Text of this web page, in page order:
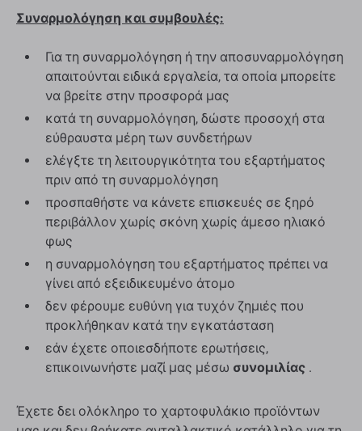
Συναρμολόγηση και συμβουλές:
Για τη συναρμολόγηση ή την αποσυναρμολόγηση
απαιτούνται ειδικά εργαλεία, τα οποία μπορείτε
να βρείτε στην προσφορά μας
κατά τη συναρμολόγηση, δώστε προσοχή στα
εύθραυστα μέρη των συνδετήρων
ελέγξτε τη λειτουργικότητα του εξαρτήματος
πριν από τη συναρμολόγηση
προσπαθήστε να κάνετε επισκευές σε ξηρό
περιβάλλον χωρίς σκόνη χωρίς άμεσο ηλιακό
φως
η συναρμολόγηση του εξαρτήματος πρέπει να
γίνει από εξειδικευμένο άτομο
δεν φέρουμε ευθύνη για τυχόν ζημιές που
προκλήθηκαν κατά την εγκατάσταση
εάν έχετε οποιεσδήποτε ερωτήσεις,
επικοινωνήστε μαζί μας μέσω συνομιλίας .
Έχετε δει ολόκληρο το χαρτοφυλάκιο προϊόντων